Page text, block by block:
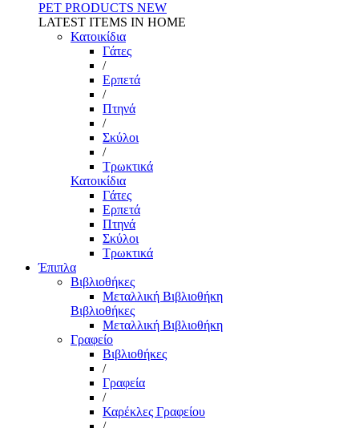
PET PRODUCTS NEW
LATEST ITEMS IN HOME
Κατοικίδια
Γάτες
/
Ερπετά
/
Πτηνά
/
Σκύλοι
/
Τρωκτικά
Κατοικίδια
Γάτες
Ερπετά
Πτηνά
Σκύλοι
Τρωκτικά
Έπιπλα
Βιβλιοθήκες
Μεταλλική Βιβλιοθήκη
Βιβλιοθήκες
Μεταλλική Βιβλιοθήκη
Γραφείο
Βιβλιοθήκες
/
Γραφεία
/
Καρέκλες Γραφείου